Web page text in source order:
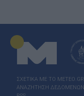
ΣΧΕΤΙΚΑ ΜΕ ΤΟ ΜΕΤΕΟ.GR
ΑΝΑΖΗΤΗΣΗ ΔΕΔΟΜΕΝΩΝ